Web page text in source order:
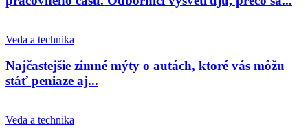
Veda a technika
Najčastejšie zimné mýty o autách, ktoré vás môžu
stáť peniaze aj...
Veda a technika